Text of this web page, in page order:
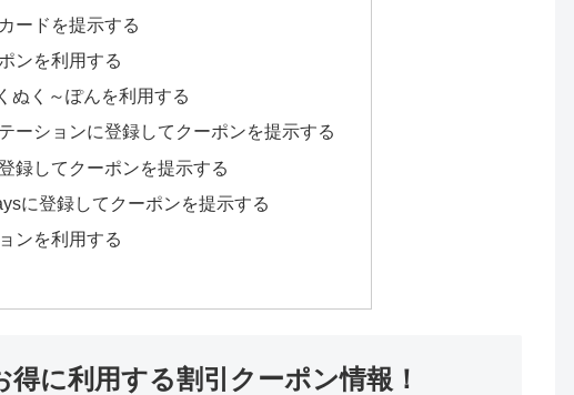
ードを提示する
ンを利用する
ぬく～ぽんを利用する
ーションに登録してクーポンを提示する
録してクーポンを提示する
に登録してクーポンを提示する
ンを利用する
に利用する割引クーポン情報！